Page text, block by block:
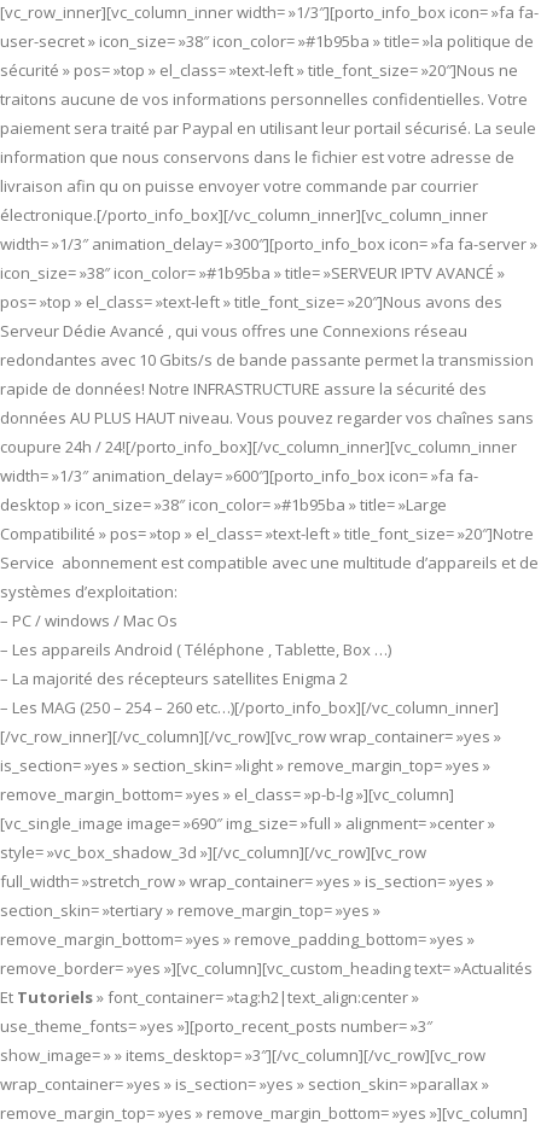
[vc_row_inner][vc_column_inner width= »1/3″][porto_info_box icon= »fa fa-
user-secret » icon_size= »38″ icon_color= »#1b95ba » title= »la politique de
sécurité » pos= »top » el_class= »text-left » title_font_size= »20″]Nous ne
traitons aucune de vos informations personnelles confidentielles. Votre
paiement sera traité par Paypal en utilisant leur portail sécurisé. La seule
information que nous conservons dans le fichier est votre adresse de
livraison afin qu on puisse envoyer votre commande par courrier
électronique.[/porto_info_box][/vc_column_inner][vc_column_inner
width= »1/3″ animation_delay= »300″][porto_info_box icon= »fa fa-server »
icon_size= »38″ icon_color= »#1b95ba » title= »SERVEUR IPTV AVANCÉ »
pos= »top » el_class= »text-left » title_font_size= »20″]Nous avons des
Serveur Dédie Avancé , qui vous offres une Connexions réseau
redondantes avec 10 Gbits/s de bande passante permet la transmission
rapide de données! Notre INFRASTRUCTURE assure la sécurité des
données AU PLUS HAUT niveau. Vous pouvez regarder vos chaînes sans
coupure 24h / 24![/porto_info_box][/vc_column_inner][vc_column_inner
width= »1/3″ animation_delay= »600″][porto_info_box icon= »fa fa-
desktop » icon_size= »38″ icon_color= »#1b95ba » title= »Large
Compatibilité » pos= »top » el_class= »text-left » title_font_size= »20″]Notre
Service abonnement est compatible avec une multitude d’appareils et de
systèmes d’exploitation:
– PC / windows / Mac Os
– Les appareils Android ( Téléphone , Tablette, Box …)
– La majorité des récepteurs satellites Enigma 2
– Les MAG (250 – 254 – 260 etc…)[/porto_info_box][/vc_column_inner]
[/vc_row_inner][/vc_column][/vc_row][vc_row wrap_container= »yes »
is_section= »yes » section_skin= »light » remove_margin_top= »yes »
remove_margin_bottom= »yes » el_class= »p-b-lg »][vc_column]
[vc_single_image image= »690″ img_size= »full » alignment= »center »
style= »vc_box_shadow_3d »][/vc_column][/vc_row][vc_row
full_width= »stretch_row » wrap_container= »yes » is_section= »yes »
section_skin= »tertiary » remove_margin_top= »yes »
remove_margin_bottom= »yes » remove_padding_bottom= »yes »
remove_border= »yes »][vc_column][vc_custom_heading text= »Actualités
Et Tutoriels» font_container= »tag:h2|text_align:center »
use_theme_fonts= »yes »][porto_recent_posts number= »3″
show_image= » » items_desktop= »3″][/vc_column][/vc_row][vc_row
wrap_container= »yes » is_section= »yes » section_skin= »parallax »
remove_margin_top= »yes » remove_margin_bottom= »yes »][vc_column]